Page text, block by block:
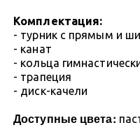
Комплектация:
- турник с прямым и
- канат
- кольца
- трапеция
- диск-качели
Доступные цвета: